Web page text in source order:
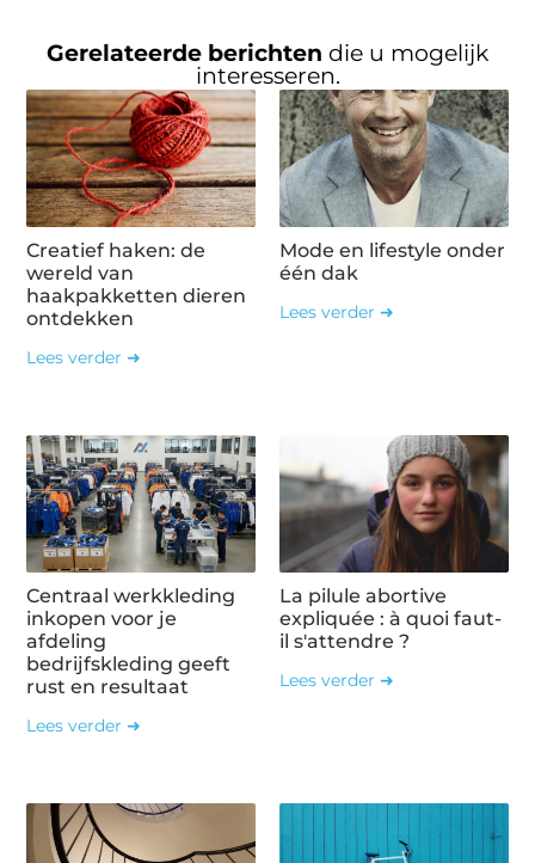
Gerelateerde berichten die u mogelijk
interesseren.
Creatief haken: de
wereld van
haakpakketten dieren
ontdekken
Lees verder ➜
Mode en lifestyle onder
één dak
Lees verder ➜
Centraal werkkleding
inkopen voor je
afdeling
bedrijfskleding geeft
rust en resultaat
Lees verder ➜
La pilule abortive
expliquée : à quoi faut-
il s'attendre ?
Lees verder ➜